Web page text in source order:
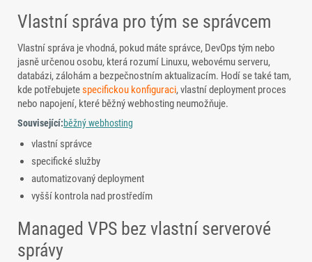
Vlastní správa pro tým se správcem
Vlastní správa je vhodná, pokud máte správce, DevOps tým nebo
jasně určenou osobu, která rozumí Linuxu, webovému serveru,
databázi, zálohám a bezpečnostním aktualizacím. Hodí se také tam,
kde potřebujetespecifickou konfiguraci, vlastní deployment proces
nebo napojení, které běžný webhosting neumožňuje.
Související:běžný webhosting
vlastní správce
specifické služby
automatizovaný deployment
vyšší kontrola nad prostředím
Managed VPS bez vlastní serverové
správy